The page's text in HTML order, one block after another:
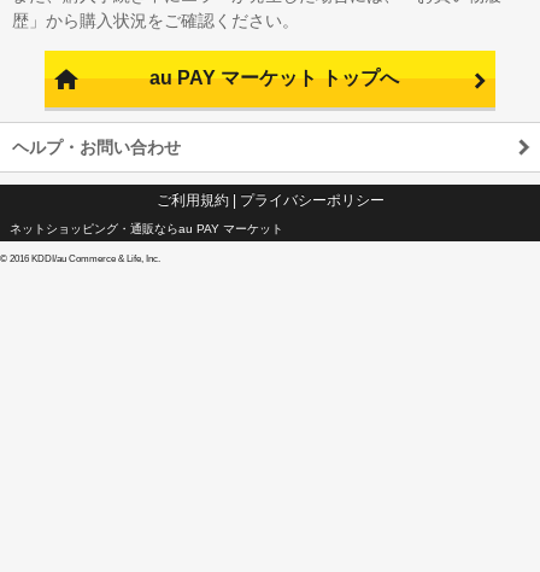
歴」から購入状況をご確認ください。
au PAY マーケット トップへ
ヘルプ・お問い合わせ
ご利用規約| プライバシーポリシー
ネットショッピング・通販ならau PAY マーケット
© 2016 KDDI/au Commerce & Life, Inc.